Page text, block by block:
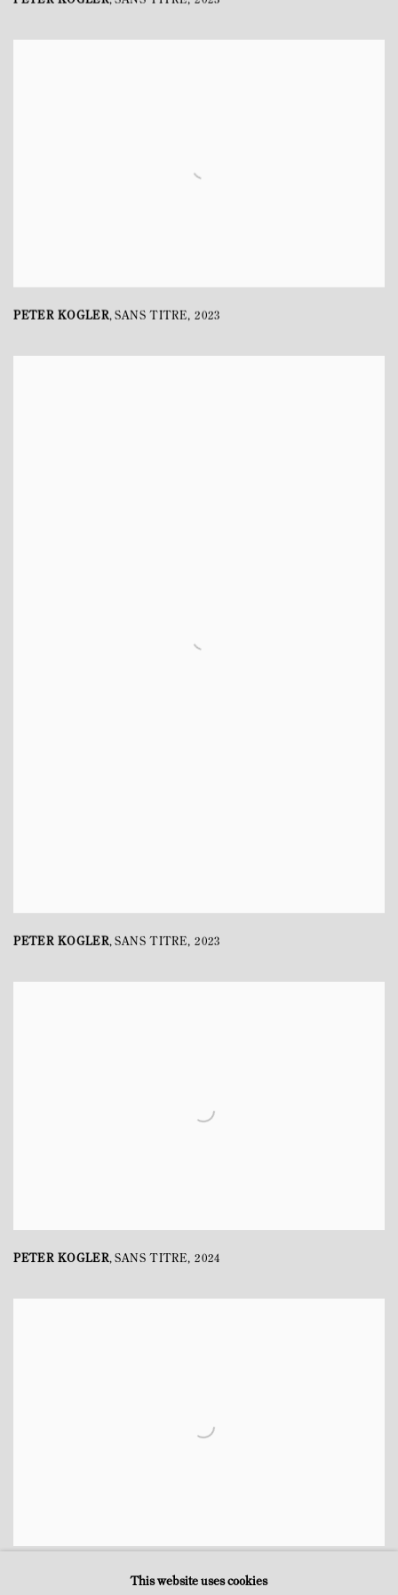
PETER KOGLER, SANS TITRE,2023
PETER KOGLER, SANS TITRE,2023
PETER KOGLER, SANS TITRE,2024
SANS TITRE,
This website uses cookies